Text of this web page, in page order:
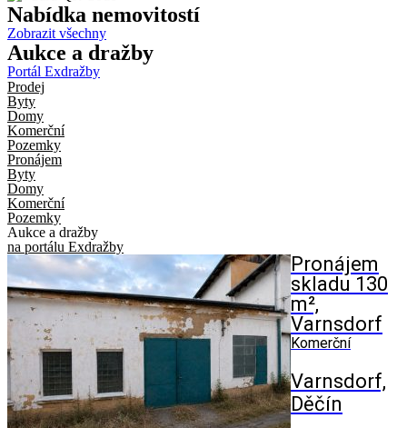
Nabídka nemovitostí
Zobrazit všechny
Aukce a dražby
Portál Exdražby
Prodej
Byty
Domy
Komerční
Pozemky
Pronájem
Byty
Domy
Komerční
Pozemky
Aukce a dražby
na portálu Exdražby
Pronájem
skladu 130
m²,
Varnsdorf
Komerční
Varnsdorf,
Děčín